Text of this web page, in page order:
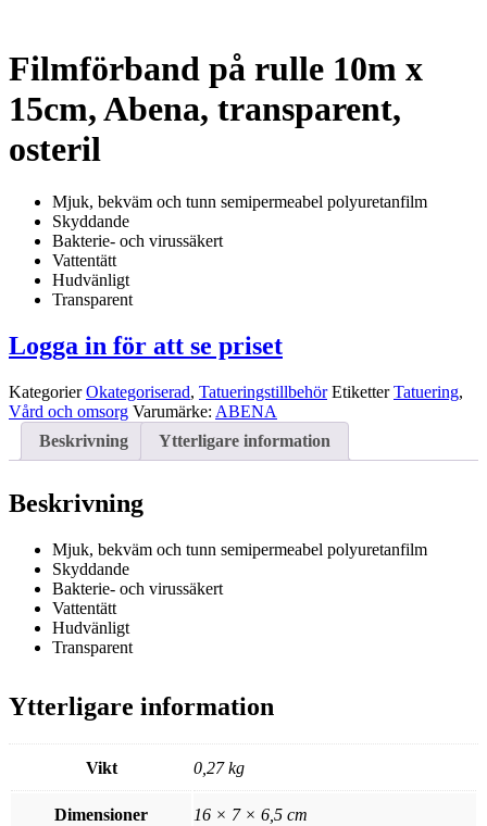
Filmförband på rulle 10m x
15cm, Abena, transparent,
osteril
Mjuk, bekväm och tunn semipermeabel polyuretanfilm
Skyddande
Bakterie- och virussäkert
Vattentätt
Hudvänligt
Transparent
Logga in för att se priset
Kategorier Okategoriserad, Tatueringstillbehör Etiketter Tatuering,
Vård och omsorg Varumärke: ABENA
Beskrivning
Ytterligare information
Beskrivning
Mjuk, bekväm och tunn semipermeabel polyuretanfilm
Skyddande
Bakterie- och virussäkert
Vattentätt
Hudvänligt
Transparent
Ytterligare information
Vikt 0,27 kg
Dimensioner 16 × 7 × 6,5 cm